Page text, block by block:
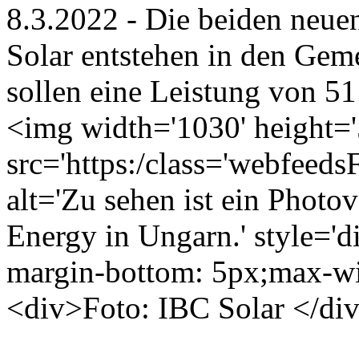
8.3.2022 - Die beiden
Solar entstehen in den
sollen eine Leistung von
<img width='1030'
src='https:/
alt='Zu sehen ist ein
Energy in Ungarn.'
margin-bottom: 5px;max-
<div>Foto: IBC Solar </